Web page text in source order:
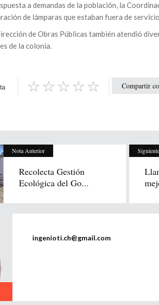
a demandas de la población, la
de lámparas que estaban fuera de
de Obras Públicas también atendió
de la colonia.
Compartir
Nota Anterior
Recolecta Gestión
Ecológica del Go...
ingenioti.ch@gmail.com